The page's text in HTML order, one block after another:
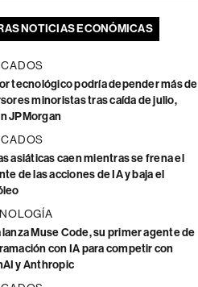
NOTICIAS ECONÓMICAS
tecnológico podría depender más de
minoristas tras caída de julio,
JPMorgan
asiáticas caen mientras se frena el
de las acciones de IA y baja el
lanza Muse Code, su primer agente de
con IA para competir con
y Anthropic